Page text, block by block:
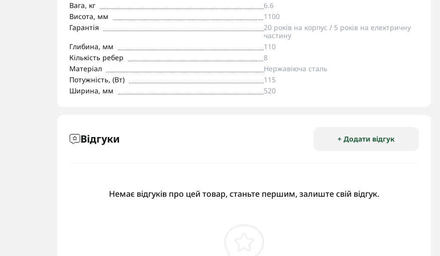
Вага, кг
6.6
Висота, мм
1100
Гарантія
20 років на корпус / 5 років на електричну
частину
Глибина, мм
110
Кількість ребер
8
Матеріал
Нержавіюча сталь
Потужність, (Вт)
115
Ширина, мм
520
Відгуки + Додати відгук
Немає відгуків про цей товар, станьте першим, залиште свій відгук.